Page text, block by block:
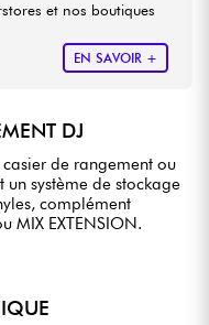
et nos boutiques
EN SAVOIR +
DJ
de rangement ou
un système de stockage
complément
MIX EXTENSION.